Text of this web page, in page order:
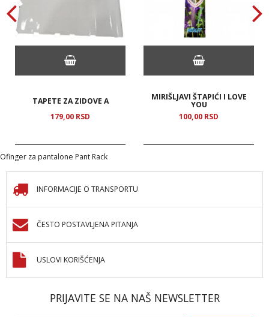
TAPETE ZA ZIDOVE A
179,00 RSD
MIRIŠLJAVI ŠTAPIĆI I LOVE
YOU
100,00 RSD
Ofinger za pantalone Pant Rack
INFORMACIJE O TRANSPORTU
ČESTO POSTAVLJENA PITANJA
USLOVI KORIŠĆENJA
PRIJAVITE SE NA NAŠ NEWSLETTER